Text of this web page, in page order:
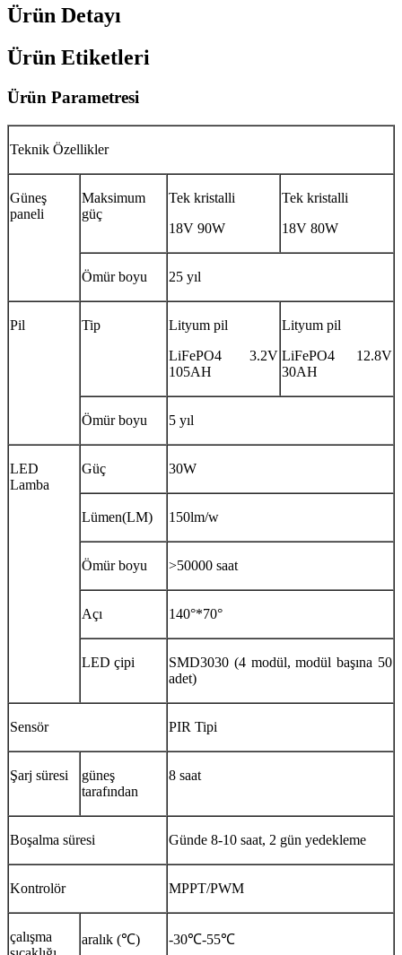
Ürün Detayı
Ürün Etiketleri
Ürün Parametresi
Teknik Özellikler
Güneş
paneli
Maksimum
güç
Tek kristalli
18V 90W
Tek kristalli
18V 80W
Ömür boyu 25 yıl
Pil Tip
Lityum pil
LiFePO4 3.2V
105AH
Lityum pil
LiFePO4 12.8V
30AH
Ömür boyu 5 yıl
LED
Lamba
Güç 30W
Lümen(LM) 150lm/w
Ömür boyu >50000 saat
Açı 140°*70°
LED çipi
SMD3030 (4 modül, modül başına 50
adet)
Sensör PIR Tipi
Şarj süresi
güneş
tarafından
8 saat
Boşalma süresi Günde 8-10 saat, 2 gün yedekleme
Kontrolör MPPT/PWM
çalışma
aralık (℃) -30℃-55℃